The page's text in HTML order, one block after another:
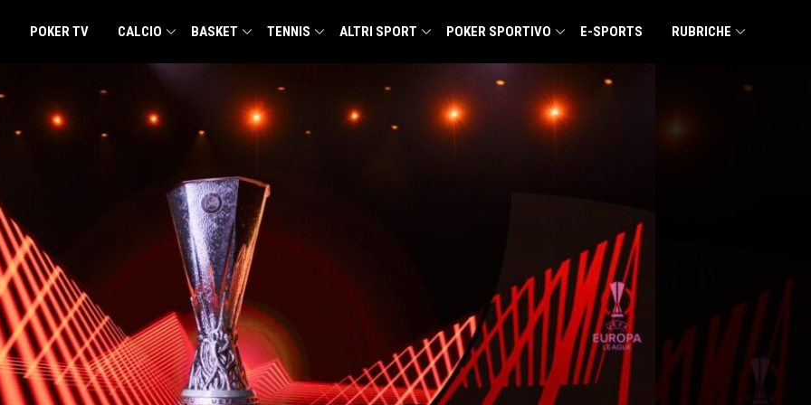
POKER TV CALCIO BASKET TENNIS ALTRI SPORT POKER SPORTIVO E-SPORTS RUBRICHE